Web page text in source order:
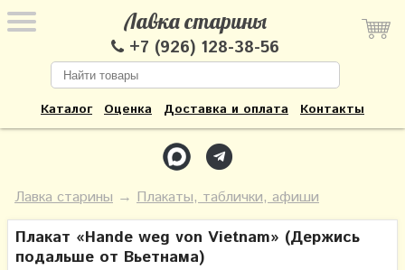
Лавка старины
+7 (926) 128-38-56
Каталог Оценка Доставка и оплата Контакты
Лавка старины → Плакаты, таблички, афиши
Плакат «Hande weg von Vietnam» (Держись
подальше от Вьетнама)